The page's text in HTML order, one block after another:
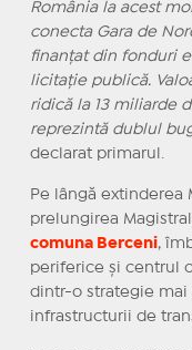
România la acest
conecta Gara de
finanțat din fonduri
licitație publică.
ridică la 13 miliarde
reprezintă dublul
declarat primarul.
Pe lângă extinderea
prelungirea
comuna Berceni,
periferice și centrul
dintr-o strategie mai
infrastructurii de